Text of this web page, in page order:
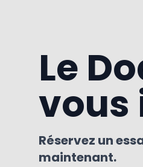
Le
vous
Réservez un
maintenant.